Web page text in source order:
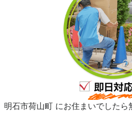
明石市荷山町 にお住まいでしたら